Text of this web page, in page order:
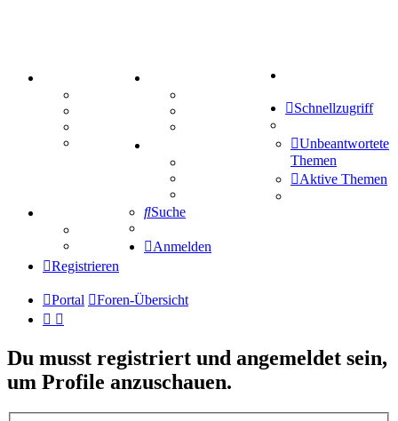
Mastodon
Treffenübersicht
Zitatesammlung
Schiffe versenken
Tipprunde
Comunio
Schnellzugriff
Unbeantwortete
Themen
Aktive Themen
Suche
Anmelden
Registrieren
Portal Foren-Übersicht
Du musst registriert und angemeldet sein,
um Profile anzuschauen.